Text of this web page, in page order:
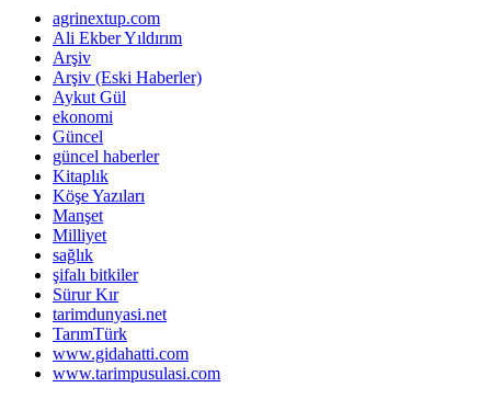
agrinextup.com
Ali Ekber Yıldırım
Arşiv
Arşiv (Eski Haberler)
Aykut Gül
ekonomi
Güncel
güncel haberler
Kitaplık
Köşe Yazıları
Manşet
Milliyet
sağlık
şifalı bitkiler
Sürur Kır
tarimdunyasi.net
TarımTürk
www.gidahatti.com
www.tarimpusulasi.com